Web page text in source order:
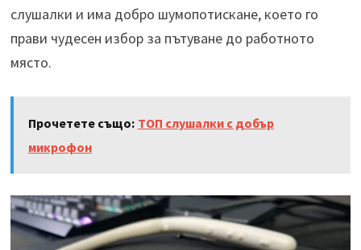
слушалки и има добро шумопотискане, което го
прави чудесен избор за пътуване до работното
място.
Прочетете също: ТОП слушалки с добър
микрофон